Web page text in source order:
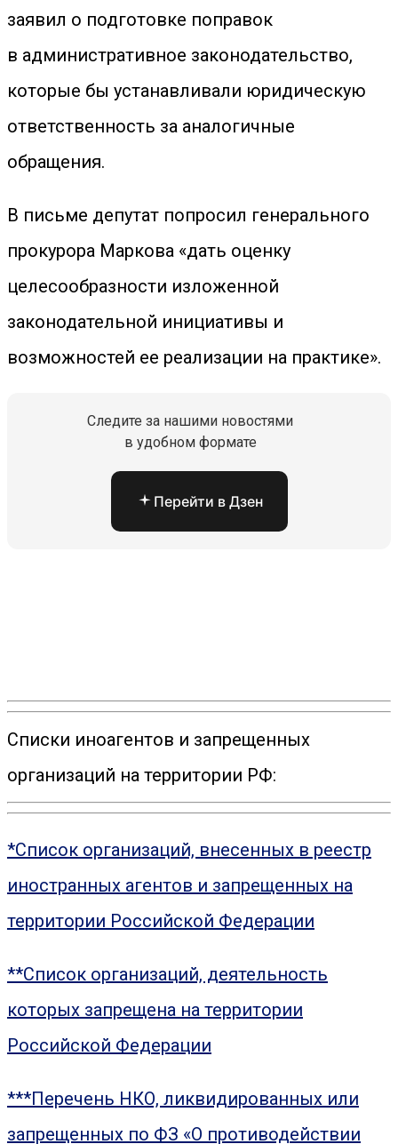
заявил о подготовке поправок
в административное законодательство,
которые бы устанавливали юридическую
ответственность за аналогичные
обращения.
В письме депутат попросил генерального
прокурора Маркова «дать оценку
целесообразности изложенной
законодательной инициативы и
возможностей ее реализации на практике».
Следите за нашими новостями
в удобном формате
Перейти в Дзен
Списки иноагентов и запрещенных
организаций на территории РФ:
*Список организаций, внесенных в реестр
иностранных агентов и запрещенных на
территории Российской Федерации
**Список организаций, деятельность
которых запрещена на территории
Российской Федерации
***Перечень НКО, ликвидированных или
запрещенных по ФЗ «О противодействии